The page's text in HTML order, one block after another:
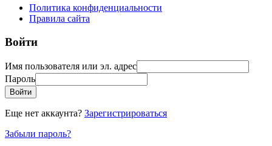
Политика конфиденциальности
Правила сайта
Войти
Имя пользователя или эл. адрес
Пароль
Войти
Еще нет аккаунта? Зарегистрироваться
Забыли пароль?